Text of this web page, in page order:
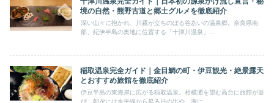
境の自然・熊野古道と郷土グルメを徹底紹介
深い山々に抱かれ、川霧が立ちのぼる谷あいの温泉郷。奈良県南
部、紀伊半島の奥地に位置する「十津川温泉」...
稲取温泉完全ガイド｜金目鯛の町・伊豆観光・絶景露天
とおすすめ旅館を徹底紹介
伊豆半島の東海岸に広がる稲取温泉。相模灘を望む高台に旅館が並
び、朝夕には水平線から昇る日の出や、海に...